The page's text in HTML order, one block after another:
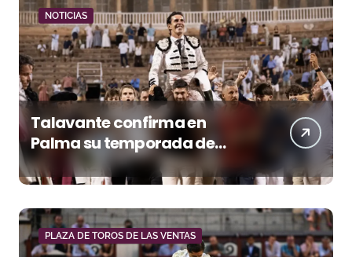
NOTICIAS
Talavante confirma en
Palma su temporada de
figura y el palco niega el
premio a Roca Rey
PLAZA DE TOROS DE LAS VENTAS